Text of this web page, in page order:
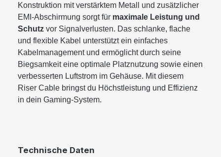
Konstruktion mit verstärktem Metall und zusätzlicher
EMI-Abschirmung sorgt für maximale Leistung und
Schutz vor Signalverlusten. Das schlanke, flache
und flexible Kabel unterstützt ein einfaches
Kabelmanagement und ermöglicht durch seine
Biegsamkeit eine optimale Platznutzung sowie einen
verbesserten Luftstrom im Gehäuse. Mit diesem
Riser Cable bringst du Höchstleistung und Effizienz
in dein Gaming-System.
Technische Daten